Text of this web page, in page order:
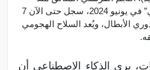
انضمامه إلى “الميرينغي” في يونيو 2024، سجل حتى الآن 7
الأبطال، ويُعد السلاح الهجومي
يرى الذكاء الاصطناعي أن